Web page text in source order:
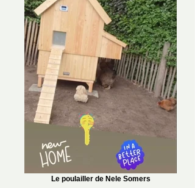
Le poulailler de Nele Somers